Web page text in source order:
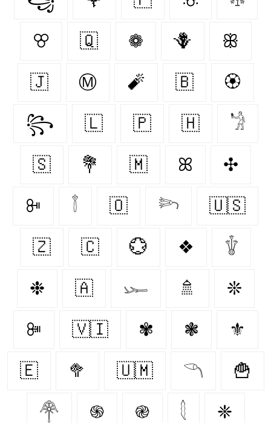
ꕢ 🇶‌ ❁ 🪻 ꕥ
🇯‌ Ⓜ 🧨 🇧‌ 🏵
꧂ 🇱‌ 🇵‌ 🇭‌ 𓁋
🇸‌ 💐 🇲‌ ꕤ ✣
ꔻ 𓇕 🇴‌ 𓆸 🇺🇸
🇿‌ 🇨‌ 💮 ❖ 𓇚
❉ 🇦‌ 𓆱 🚿 ❊
ꔼ 🇻🇮 ✾ ❃ ⚜️
🇪‌ 🥦 🇺🇲 𓆹 🍟
𓋇 ֍ ֎ 𓇛 ❈